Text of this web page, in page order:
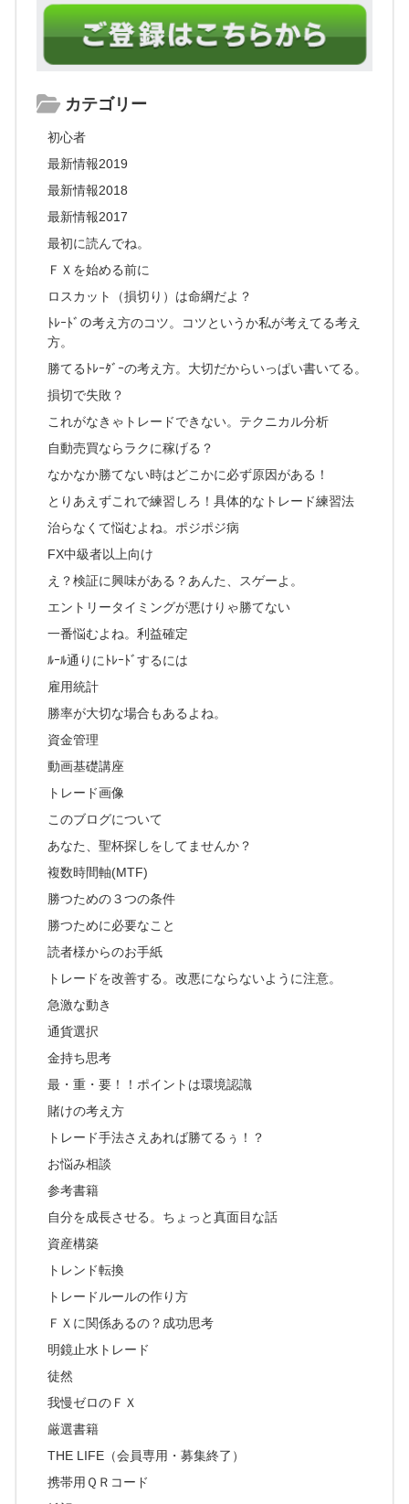
カテゴリー
初心者
最新情報2019
最新情報2018
最新情報2017
最初に読んでね。
ＦＸを始める前に
ロスカット（損切り）は命綱だよ？
ﾄﾚｰﾄﾞの考え方のコツ。コツというか私が考えてる考え
方。
勝てるﾄﾚｰﾀﾞｰの考え方。大切だからいっぱい書いてる。
損切で失敗？
これがなきゃトレードできない。テクニカル分析
自動売買ならラクに稼げる？
なかなか勝てない時はどこかに必ず原因がある！
とりあえずこれで練習しろ！具体的なトレード練習法
治らなくて悩むよね。ポジポジ病
FX中級者以上向け
え？検証に興味がある？あんた、スゲーよ。
エントリータイミングが悪けりゃ勝てない
一番悩むよね。利益確定
ﾙｰﾙ通りにﾄﾚｰﾄﾞするには
雇用統計
勝率が大切な場合もあるよね。
資金管理
動画基礎講座
トレード画像
このブログについて
あなた、聖杯探しをしてませんか？
複数時間軸(MTF)
勝つための３つの条件
勝つために必要なこと
読者様からのお手紙
トレードを改善する。改悪にならないように注意。
急激な動き
通貨選択
金持ち思考
最・重・要！！ポイントは環境認識
賭けの考え方
トレード手法さえあれば勝てるぅ！？
お悩み相談
参考書籍
自分を成長させる。ちょっと真面目な話
資産構築
トレンド転換
トレードルールの作り方
ＦＸに関係あるの？成功思考
明鏡止水トレード
徒然
我慢ゼロのＦＸ
厳選書籍
THE LIFE（会員専用・募集終了）
携帯用ＱＲコード